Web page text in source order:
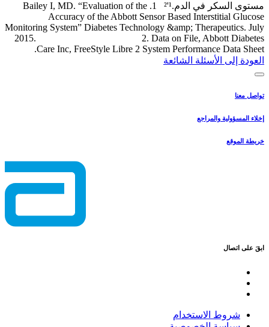
مستوى السكر في الدم.¹'² 1. Bailey I, MD. “Evaluation of the
Accuracy of the Abbott Sensor Based Interstitial Glucose
Monitoring System” Diabetes Technology &amp; Therapeutics. July
2015. 2. Data on File, Abbott Diabetes
Care Inc, FreeStyle Libre 2 System Performance Data Sheet.
العودة إلى الأسئلة الشائعة
تواصل معنا
إخلاء المسؤولية والمراجع
خريطة الموقع
ابقَ على اتصال
شروط الاستخدام